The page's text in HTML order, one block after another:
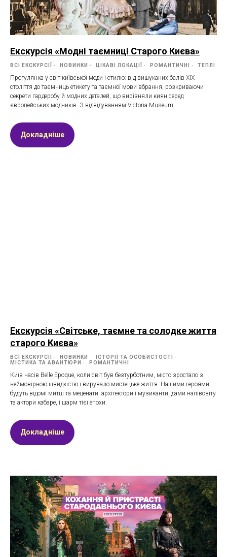
Екскурсія «Модні таємниці Старого Києва»
ВСІ ЕКСКУРСІЇ НОВИНКИ ЦІКАВІ ЛОКАЦІЇ РОМАНТИЧНІ ТЕПЛІ
Прогулянка у світ київської моди і стилю: від вишуканих балів XIX
століття до таємниць етикету та таємної мови вбрання, розкриваючи
секрети гардеробу й модних деталей, що вирізняли киян серед
європейських модників. З відвідуванням Victoria Museum.
Докладніше
Екскурсія «Світське, таємне та солодке життя
старого Києва»
ВСІ ЕКСКУРСІЇ НОВИНКИ
ІСТОРІЇ ТА ОСОБИСТОСТІ
МІСТИКА ТА АВАНТЮРИ
РОМАНТИЧНІ
Київ часів Belle Epoque, коли світ був безтурботним, місто зростало з
неймовірною швидкістю і вирувало мистецьке життя. Нашими героями
будуть відомі митці та меценати, архітектори і музиканти, дами напівсвіту
та актори кабаре, і шарм тієї епохи.
Докладніше